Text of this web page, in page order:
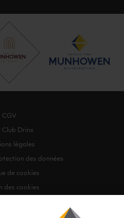
CGV
Club Drinx
légales
des données
de cookies
des cookies